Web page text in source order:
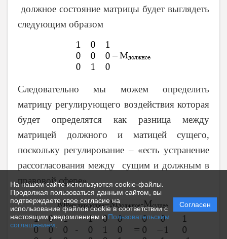
На нашем сайте используются cookie-файлы.
Продолжая пользоваться данным сайтом, вы
подтверждаете свое согласие на
использование файлов cookie в соответствии с
настоящим уведомлением иПользовательским
соглашением
Согласен
должное состояние матрицы будет выглядеть
следующим образом
Следовательно мы можем определить
матрицу регулирующего воздействия которая
будет определятся как разница между
матрицей должного и матицей сущего,
поскольку регулирование – «есть устранение
рассогласования между сущим и должным в
правовой сфере»